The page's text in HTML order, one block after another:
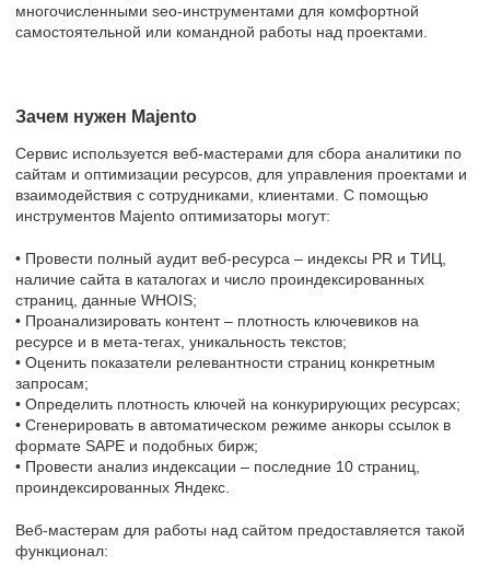
многочисленными seo-инструментами для комфортной
самостоятельной или командной работы над проектами.
Зачем нужен Majento
Сервис используется веб-мастерами для сбора аналитики по
сайтам и оптимизации ресурсов, для управления проектами и
взаимодействия с сотрудниками, клиентами. С помощью
инструментов Majento оптимизаторы могут:
• Провести полный аудит веб-ресурса – индексы PR и ТИЦ,
наличие сайта в каталогах и число проиндексированных
страниц, данные WHOIS;
• Проанализировать контент – плотность ключевиков на
ресурсе и в мета-тегах, уникальность текстов;
• Оценить показатели релевантности страниц конкретным
запросам;
• Определить плотность ключей на конкурирующих ресурсах;
• Сгенерировать в автоматическом режиме анкоры ссылок в
формате SAPE и подобных бирж;
• Провести анализ индексации – последние 10 страниц,
проиндексированных Яндекс.
Веб-мастерам для работы над сайтом предоставляется такой
функционал: